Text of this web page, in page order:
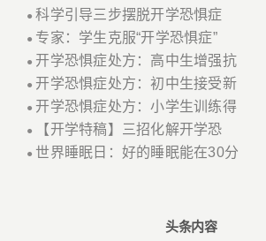
●科学引导三步摆脱开学恐惧症
● 专家：学生克服“开学恐惧症”
● 开学恐惧症处方：高中生增强抗
● 开学恐惧症处方：初中生接受新
● 开学恐惧症处方：小学生训练得
● 【开学特稿】三招化解开学恐
● 世界睡眠日：好的睡眠能在30分
头条内容